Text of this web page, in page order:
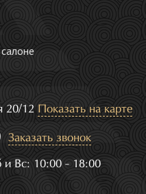
20/12 Показать на карте
Заказать звонок
Вс: 10:00 - 18:00